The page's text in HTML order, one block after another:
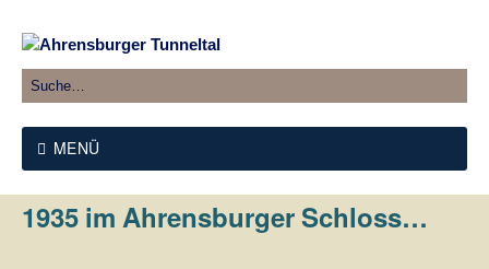
MENÜ
1935 im Ahrensburger Schloss…